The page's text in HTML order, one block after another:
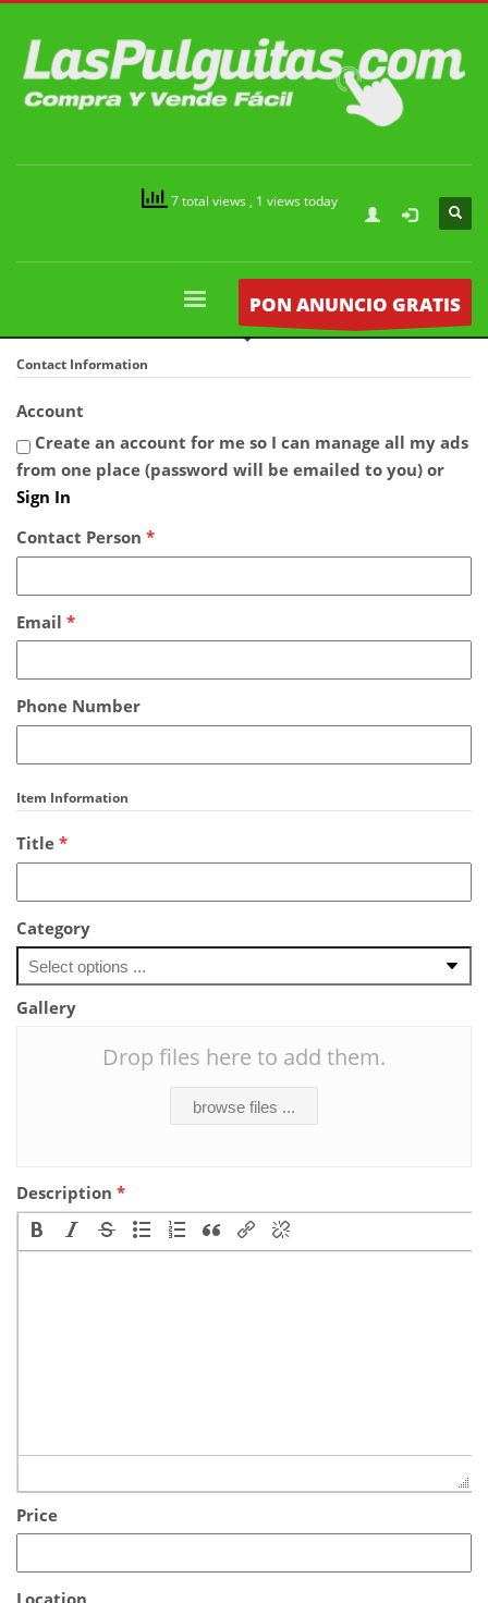
7 total views , 1 views today
PON ANUNCIO GRATIS
Contact Information
Account
Create an account for me so I can manage all my ads
from one place (password will be emailed to you) or
Sign In
Contact Person *
Email *
Phone Number
Item Information
Title *
Category
Gallery
Drop files here to add them.
browse files ...
Description *
Price